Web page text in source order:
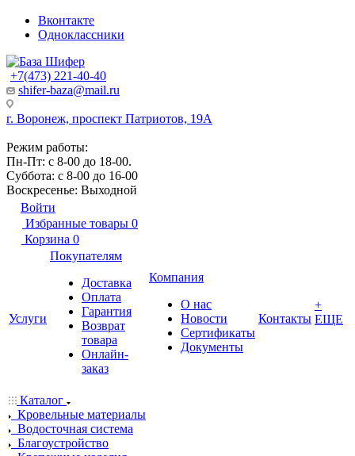
Вконтакте
Одноклассники
+7(473) 221-40-40
shifer-baza@mail.ru
г. Воронеж, проспект Патриотов, 19А
Режим работы:
Пн-Пт: с 8-00 до 18-00.
Суббота: с 8-00 до 16-00
Воскресенье: Выходной
Войти
Избранные товары 0
Корзина 0
Услуги
Покупателям
Доставка
Оплата
Гарантия
Возврат
товара
Онлайн-
заказ
Компания
О нас
Новости
Сертификаты
Документы
Контакты
+
ЕЩЕ
Каталог
Кровельные материалы
Водосточная система
Благоустройство